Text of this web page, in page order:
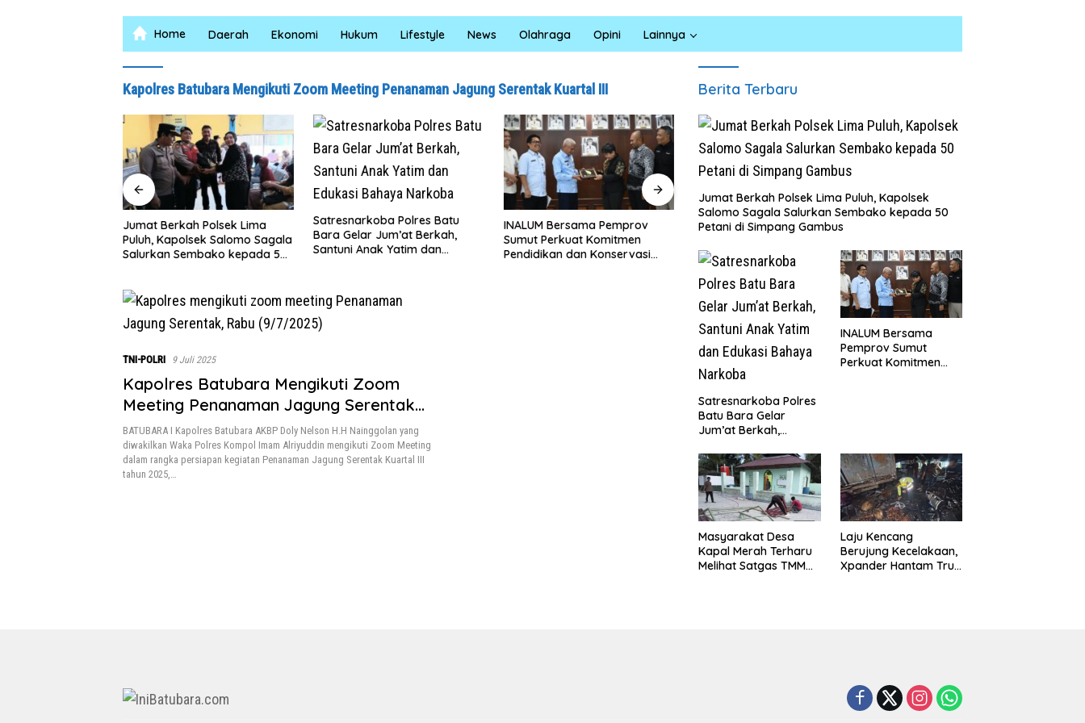
Home Daerah Ekonomi Hukum Lifestyle News Olahraga Opini Lainnya
Kapolres Batubara Mengikuti Zoom Meeting Penanaman Jagung Serentak Kuartal III
Berkah Polsek Lima
Kapolsek Salomo Sagala
Sembako kepada 50
Satresnarkoba Polres Batu
Bara Gelar Jum’at Berkah,
Santuni Anak Yatim dan
Edukasi Bahaya Narkoba
INALUM Bersama Pemprov
Sumut Perkuat Komitmen
Pendidikan dan Konservasi
Masyarakat Desa Kapal Merah
Terharu Melihat Satgas TMMD
Ke-129 Kodim 0208/Asahan
Renovasi Mushollah Al Maghribi
Laju Kencang Berujung
Truk yang Berhenti di Bahu
Jalan
Curas
TNI-POLRI 9 Juli 2025
Kapolres Batubara Mengikuti Zoom
Meeting Penanaman Jagung Serentak
Kuartal III
BATUBARA I Kapolres Batubara AKBP Doly Nelson H.H Nainggolan yang
diwakilkan Waka Polres Kompol Imam Alriyuddin mengikuti Zoom Meeting
dalam rangka persiapan kegiatan Penanaman Jagung Serentak Kuartal III
tahun 2025,…
Berita Terbaru
Jumat Berkah Polsek Lima Puluh, Kapolsek
Salomo Sagala Salurkan Sembako kepada 50
Petani di Simpang Gambus
Satresnarkoba Polres
Batu Bara Gelar
Jum’at Berkah,
dan Edukasi Bahaya
Narkoba
INALUM Bersama
Pemprov Sumut
Perkuat Komitmen
Masyarakat Desa
Kapal Merah Terharu
Melihat Satgas TMMD
Laju Kencang
Berujung Kecelakaan,
Xpander Hantam Truk